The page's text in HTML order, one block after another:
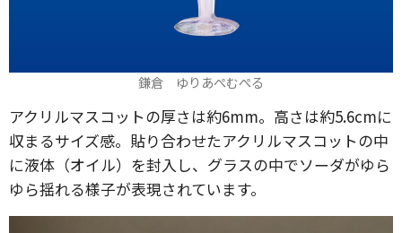
鎌倉 ゆりあぺむぺる
アクリルマスコットの厚さは約6mm。高さは約5.6cmに
収まるサイズ感。貼り合わせたアクリルマスコットの中
に液体（オイル）を封入し、グラスの中でソーダがゆら
ゆら揺れる様子が表現されています。